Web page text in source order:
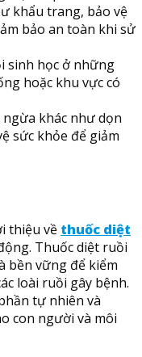
khẩu trang, bảo vệ
bảo an toàn khi sử
sinh học ở những
hoặc khu vực có
khác như dọn
sức khỏe để giảm
thiệu về thuốc diệt
Thuốc diệt ruồi
bền vững để kiểm
loài ruồi gây bệnh.
tự nhiên và
con người và môi